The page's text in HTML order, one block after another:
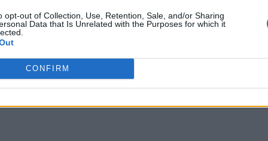
opt-out of Collection, Use, Retention, Sale, and/or Sharing
Data that Is Unrelated with the Purposes for which it
CONFIRM
a fin. Esta elección en cuanto a la
para inculcarnos aún más la idea de que para
debemos ordenarlo todo y crear nuestro camino